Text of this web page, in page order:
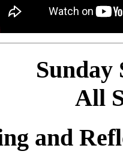
Sunday
All
and